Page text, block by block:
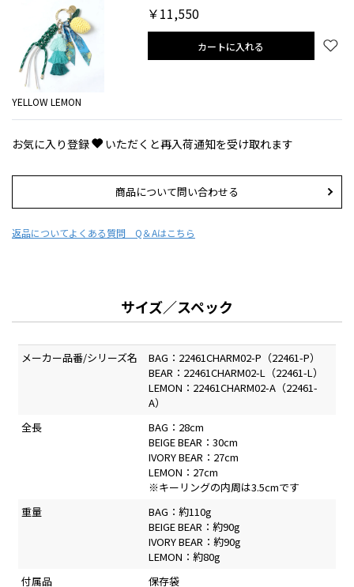
YELLOW LEMON
￥11,550
カートに入れる
お気に入り登録 いただくと再入荷通知を受け取れます
商品について問い合わせる
返品についてよくある質問 Q＆Aはこちら
サイズ／スペック
メーカー品番/シリーズ名
BAG：22461CHARM02-P（22461-P）
BEAR：22461CHARM02-L（22461-L）
LEMON：22461CHARM02-A（22461-
A）
全長
BAG：28cm
BEIGE BEAR：30cm
IVORY BEAR：27cm
LEMON：27cm
※キーリングの内周は3.5cmです
重量
BAG：約110g
BEIGE BEAR：約90g
IVORY BEAR：約90g
LEMON：約80g
付属品
保存袋